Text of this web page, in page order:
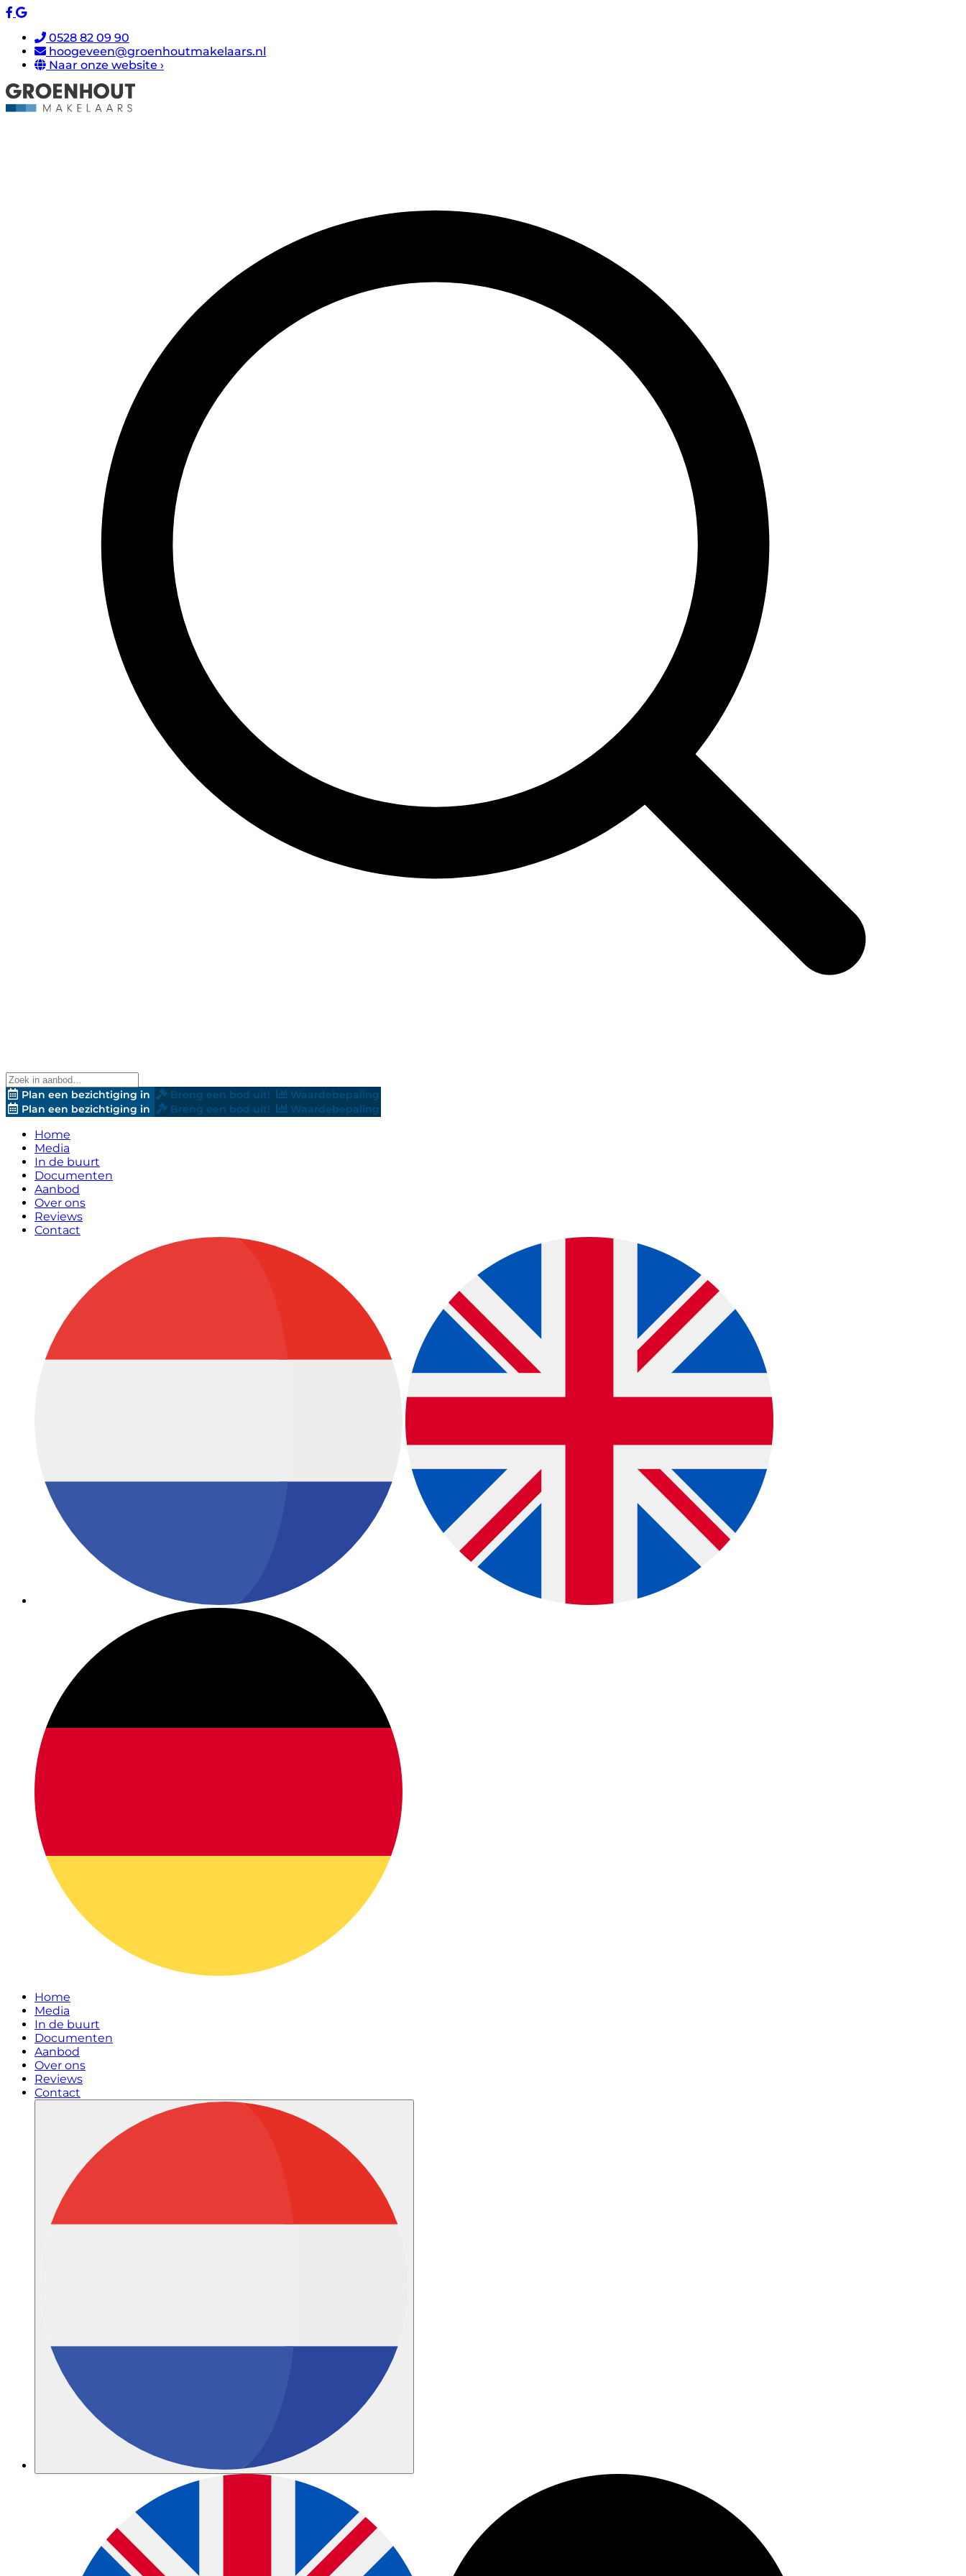
0528 82 09 90
hoogeveen@groenhoutmakelaars.nl
Naar onze website ›
Plan een bezichtiging in Breng een bod uit!
Waardebepaling
Plan een bezichtiging in
Breng een bod uit! Waardebepaling
Home
Media
In de buurt
Documenten
Aanbod
Over ons
Reviews
Contact
Home
Media
In de buurt
Documenten
Aanbod
Over ons
Reviews
Contact